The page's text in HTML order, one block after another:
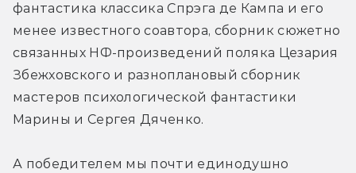
фантастика классика Спрэга де Кампа и его
менее известного соавтора, сборник сюжетно
связанных НФ-произведений поляка Цезария
Збежховского и разноплановый сборник
мастеров психологической фантастики
Марины и Сергея Дяченко.
А победителем мы почти единодушно